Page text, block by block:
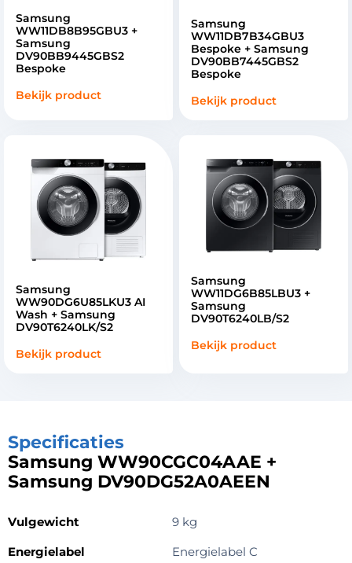
Samsung
WW11DB8B95GBU3 +
Samsung
DV90BB9445GBS2
Bespoke
Bekijk product
Samsung
WW11DB7B34GBU3
Bespoke + Samsung
DV90BB7445GBS2
Bespoke
Bekijk product
Samsung
WW90DG6U85LKU3 AI
Wash + Samsung
DV90T6240LK/S2
Bekijk product
Samsung
WW11DG6B85LBU3 +
Samsung
DV90T6240LB/S2
Bekijk product
Specificaties
Samsung WW90CGC04AAE +
Samsung DV90DG52A0AEEN
Vulgewicht
9 kg
Energielabel
Energielabel C